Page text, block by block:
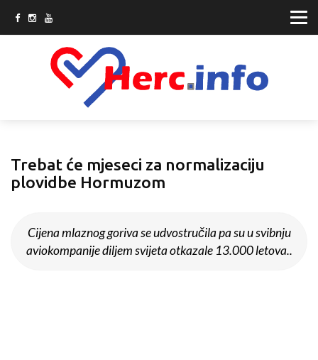
Trebat će mjeseci za normalizaciju
plovidbe Hormuzom
Cijena mlaznog goriva se udvostručila pa su u svibnju
aviokompanije diljem svijeta otkazale 13.000 letova..